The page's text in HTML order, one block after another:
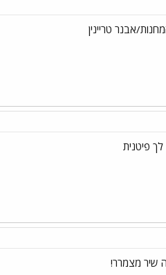
אבנר טריינין
פיטנית
שיר מצמרר!